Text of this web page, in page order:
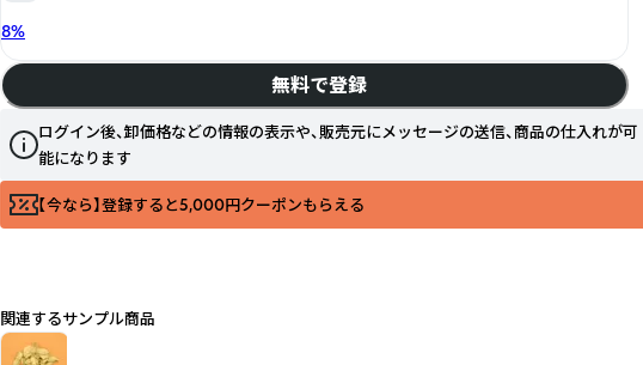
8%
無料で登録
ログイン後、卸価格などの情報の表示や、販売元にメッセージの送信、商品の仕入れが可
能になります
【今なら】登録すると5,000円クーポンもらえる
関連するサンプル商品